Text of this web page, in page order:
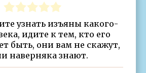
узнать изъяны какого-
идите к тем, кто его
быть, они вам не скажут,
наверняка знают.